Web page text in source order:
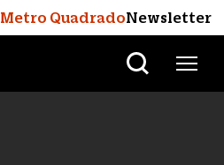
Metro QuadradoNewsletter